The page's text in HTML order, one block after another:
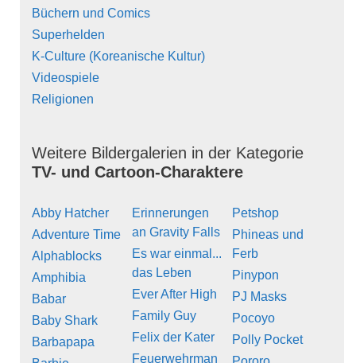
Büchern und Comics
Superhelden
K-Culture (Koreanische Kultur)
Videospiele
Religionen
Weitere Bildergalerien in der Kategorie
TV- und Cartoon-Charaktere
Abby Hatcher
Adventure Time
Alphablocks
Amphibia
Babar
Baby Shark
Barbapapa
Erinnerungen
an Gravity Falls
Es war einmal...
das Leben
Ever After High
Family Guy
Felix der Kater
Feuerwehrman
Petshop
Phineas und
Ferb
Pinypon
PJ Masks
Pocoyo
Polly Pocket